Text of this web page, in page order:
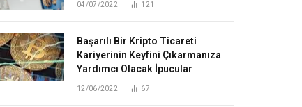
04/07/2022 121
Başarılı Bir Kripto Ticareti
Kariyerinin Keyfini Çıkarmanıza
Yardımcı Olacak İpucular
12/06/2022 67